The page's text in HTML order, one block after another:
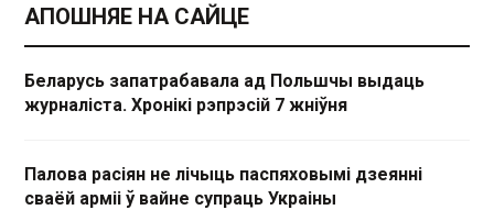
АПОШНЯЕ НА САЙЦЕ
Беларусь запатрабавала ад Польшчы выдаць
журналіста. Хронікі рэпрэсій 7 жніўня
Палова расіян не лічыць паспяховымі дзеянні
сваёй арміі ў вайне супраць Украіны